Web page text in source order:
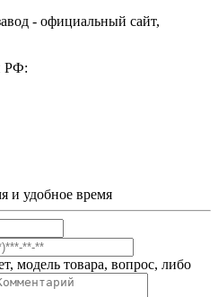
- официальный сайт,
РФ:
и удобное время
модель товара, вопрос, либо